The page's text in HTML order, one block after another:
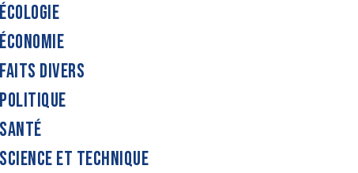
ÉCOLOGIE
ÉCONOMIE
FAITS DIVERS
POLITIQUE
SANTÉ
SCIENCE ET TECHNIQUE